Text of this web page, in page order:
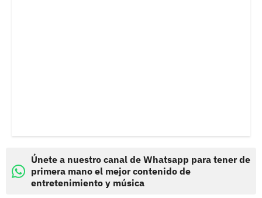
Únete a nuestro canal de Whatsapp para tener de
primera mano el mejor contenido de
entretenimiento y música